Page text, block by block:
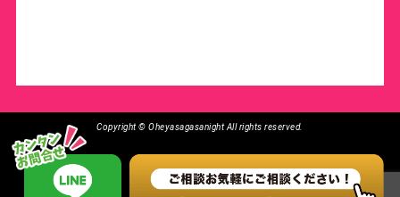
Copyright © Oheyasagasanight All rights reserved.